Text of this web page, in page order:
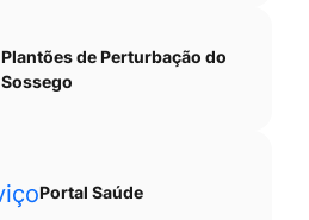
Plantões de Perturbação do
Sossego
Portal Saúde